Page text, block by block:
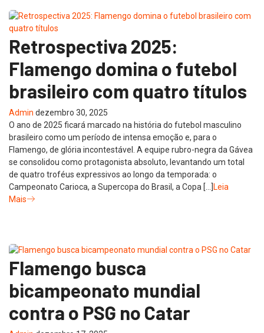
Retrospectiva 2025:
Flamengo domina o futebol
brasileiro com quatro títulos
Admin dezembro 30, 2025
O ano de 2025 ficará marcado na história do futebol masculino
brasileiro como um período de intensa emoção e, para o
Flamengo, de glória incontestável. A equipe rubro-negra da Gávea
se consolidou como protagonista absoluto, levantando um total
de quatro troféus expressivos ao longo da temporada: o
Campeonato Carioca, a Supercopa do Brasil, a Copa […]Leia
Mais
Flamengo busca
bicampeonato mundial
contra o PSG no Catar